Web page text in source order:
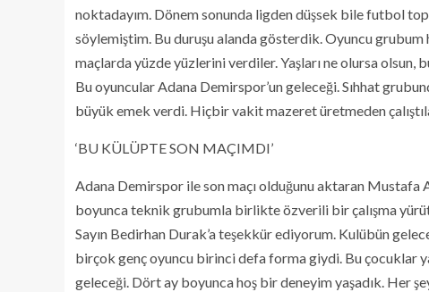
noktadayım. Dönem sonunda ligden düşsek bile futbol
söylemiştim. Bu duruşu alanda gösterdik. Oyuncu
maçlarda yüzde yüzlerini verdiler. Yaşları ne olursa olsun,
Bu oyuncular Adana Demirspor’un geleceği. Sıhhat
büyük emek verdi. Hiçbir vakit mazeret üretmeden
‘BU KÜLÜPTE SON MAÇIMDI’
Adana Demirspor ile son maçı olduğunu aktaran Mustafa
boyunca teknik grubumla birlikte özverili bir çalışma
Sayın Bedirhan Durak’a teşekkür ediyorum. Kulübün
birçok genç oyuncu birinci defa forma giydi. Bu çocuklar
geleceği. Dört ay boyunca hoş bir deneyim yaşadık. Her